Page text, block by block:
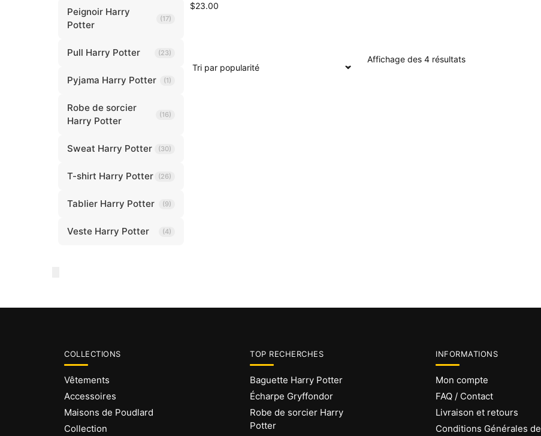
$23.00
Affichage des 4 résultats
Peignoir Harry
Potter
(17)
Pull Harry Potter (23)
Pyjama Harry Potter (1)
Robe de sorcier
Harry Potter
(16)
Sweat Harry Potter (30)
T-shirt Harry Potter (26)
Tablier Harry Potter (9)
Veste Harry Potter (4)
COLLECTIONS
Vêtements
Accessoires
Maisons de Poudlard
Collection
TOP RECHERCHES
Baguette Harry Potter
Écharpe Gryffondor
Robe de sorcier Harry
Potter
INFORMATIONS
Mon compte
FAQ / Contact
Livraison et retours
Conditions Générales de